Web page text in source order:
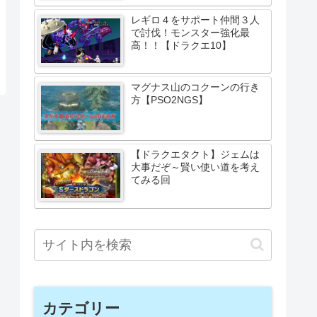
レギロ４をサポート仲間３人
で討伐！モンスター強化最
高！！【ドラクエ10】
マグナス山のコクーンの行き
方【PSO2NGS】
【ドラクエタクト】ジェムは
大事だぞ～賢い使い道を考え
てみる回
カテゴリー